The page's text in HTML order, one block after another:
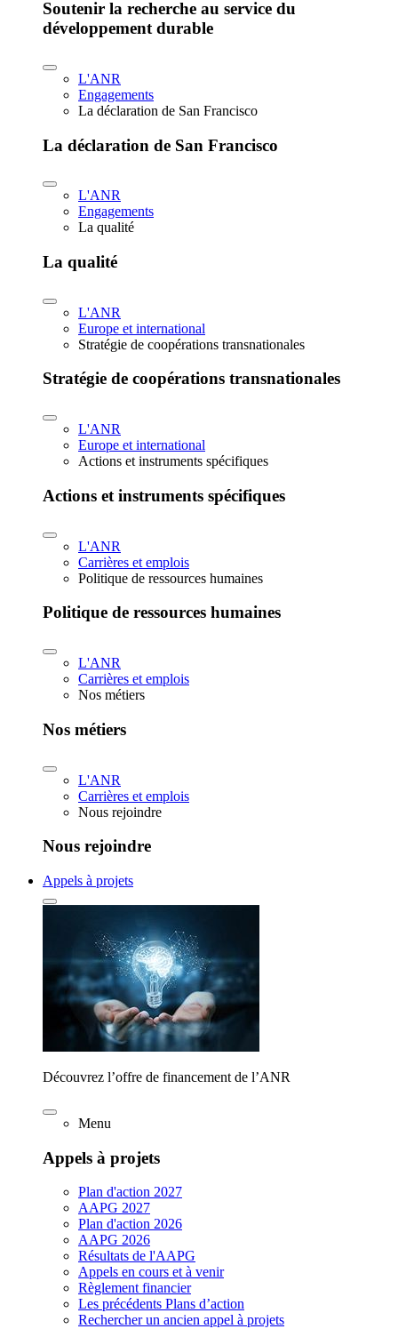
Soutenir la recherche au service du
développement durable
L'ANR
Engagements
La déclaration de San Francisco
La déclaration de San Francisco
L'ANR
Engagements
La qualité
La qualité
L'ANR
Europe et international
Stratégie de coopérations transnationales
Stratégie de coopérations transnationales
L'ANR
Europe et international
Actions et instruments spécifiques
Actions et instruments spécifiques
L'ANR
Carrières et emplois
Politique de ressources humaines
Politique de ressources humaines
L'ANR
Carrières et emplois
Nos métiers
Nos métiers
L'ANR
Carrières et emplois
Nous rejoindre
Nous rejoindre
Appels à projets
Découvrez l’offre de financement de l’ANR
Menu
Appels à projets
Plan d'action 2027
AAPG 2027
Plan d'action 2026
AAPG 2026
Résultats de l'AAPG
Appels en cours et à venir
Règlement financier
Les précédents Plans d’action
Rechercher un ancien appel à projets